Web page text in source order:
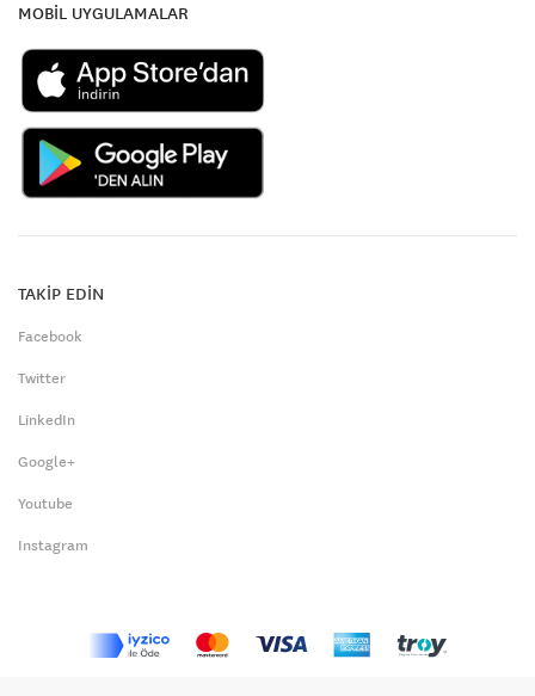
MOBİL UYGULAMALAR
TAKİP EDİN
Facebook
Twitter
LinkedIn
Google+
Youtube
Instagram